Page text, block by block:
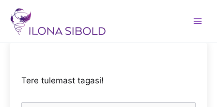
content
Tere tulemast tagasi!